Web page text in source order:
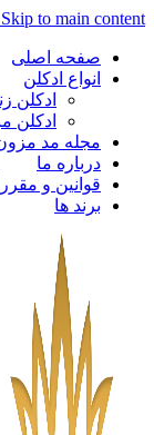
Skip to main
صفحه اصلی
انواع ادکلن
ادکلن زنانه
ادکلن
مجله مد مزون
درباره ما
قوانین و مقررات
برند ها